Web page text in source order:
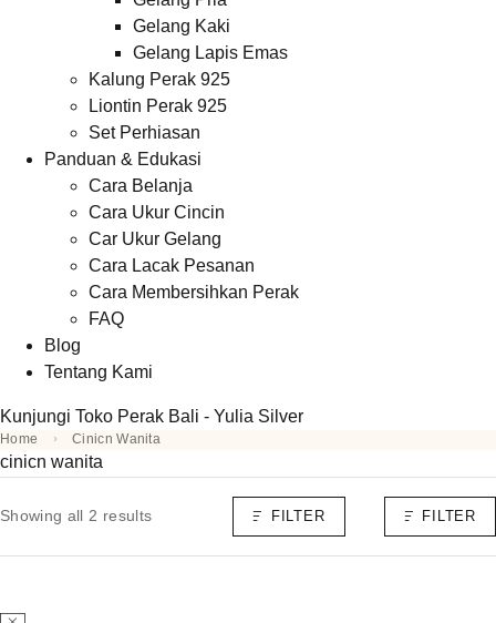
Gelang Kaki
Gelang Lapis Emas
Kalung Perak 925
Liontin Perak 925
Set Perhiasan
Panduan & Edukasi
Cara Belanja
Cara Ukur Cincin
Car Ukur Gelang
Cara Lacak Pesanan
Cara Membersihkan Perak
FAQ
Blog
Tentang Kami
Kunjungi Toko Perak Bali - Yulia Silver
Home Cinicn Wanita
cinicn wanita
Showing all 2 results FILTER FILTER